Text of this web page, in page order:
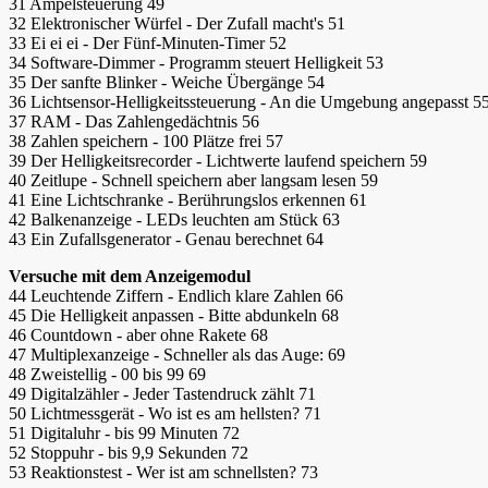
31 Ampelsteuerung 49
32 Elektronischer Würfel - Der Zufall macht's 51
33 Ei ei ei - Der Fünf-Minuten-Timer 52
34 Software-Dimmer - Programm steuert Helligkeit 53
35 Der sanfte Blinker - Weiche Übergänge 54
36 Lichtsensor-Helligkeitssteuerung - An die Umgebung angepasst
37 RAM - Das Zahlengedächtnis 56
38 Zahlen speichern - 100 Plätze frei 57
39 Der Helligkeitsrecorder - Lichtwerte laufend speichern 59
40 Zeitlupe - Schnell speichern aber langsam lesen 59
41 Eine Lichtschranke - Berührungslos erkennen 61
42 Balkenanzeige - LEDs leuchten am Stück 63
43 Ein Zufallsgenerator - Genau berechnet 64
Versuche mit dem Anzeigemodul
44 Leuchtende Ziffern - Endlich klare Zahlen 66
45 Die Helligkeit anpassen - Bitte abdunkeln 68
46 Countdown - aber ohne Rakete 68
47 Multiplexanzeige - Schneller als das Auge: 69
48 Zweistellig - 00 bis 99 69
49 Digitalzähler - Jeder Tastendruck zählt 71
50 Lichtmessgerät - Wo ist es am hellsten? 71
51 Digitaluhr - bis 99 Minuten 72
52 Stoppuhr - bis 9,9 Sekunden 72
53 Reaktionstest - Wer ist am schnellsten? 73